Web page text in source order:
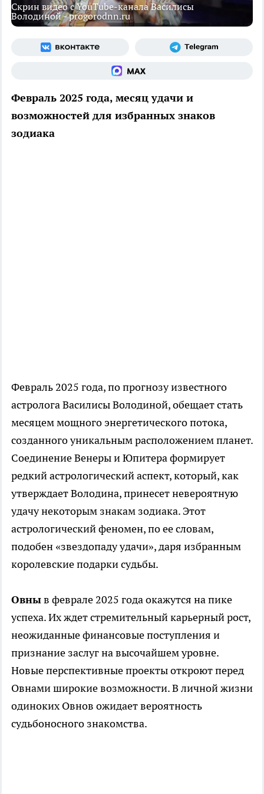
Скрин видео с YouTube-канала Василисы
Володиной - progorodnn.ru
Февраль 2025 года, месяц удачи и
возможностей для избранных знаков
зодиака
Февраль 2025 года, по прогнозу известного
астролога Василисы Володиной, обещает стать
месяцем мощного энергетического потока,
созданного уникальным расположением планет.
Соединение Венеры и Юпитера формирует
редкий астрологический аспект, который, как
утверждает Володина, принесет невероятную
удачу некоторым знакам зодиака. Этот
астрологический феномен, по ее словам,
подобен «звездопаду удачи», даря избранным
королевские подарки судьбы.
Овныв феврале 2025 года окажутся на пике
успеха. Их ждет стремительный карьерный рост,
неожиданные финансовые поступления и
признание заслуг на высочайшем уровне.
Новые перспективные проекты откроют перед
Овнами широкие возможности. В личной жизни
одиноких Овнов ожидает вероятность
судьбоносного знакомства.